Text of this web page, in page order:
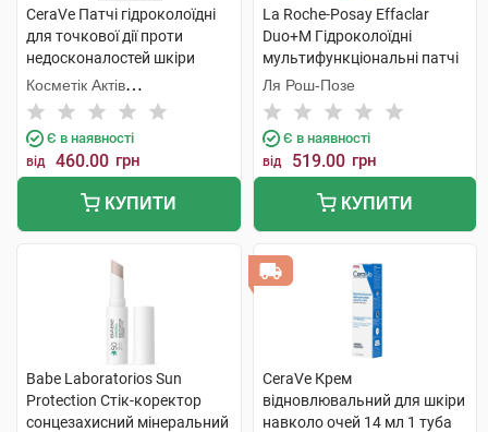
CeraVe Патчі гідроколоїдні
для точкової дії проти
недосконалостей шкіри
обличчя 22 шт
Косметік Актів
Інтернаціональ
Є в наявності
від 460.00 грн
КУПИТИ
La Roche-Posay Effaclar
Duo+M Гідроколоїдні
мультифункціональні патчі
для захисту шкіри обличчя
22 шт
Ля Рош-Позе
Є в наявності
від 519.00 грн
КУПИТИ
Babe Laboratorios Sun
Protection Стік-коректор
сонцезахисний мінеральний
CeraVe Крем
відновлювальний для шкіри
навколо очей 14 мл 1 туба